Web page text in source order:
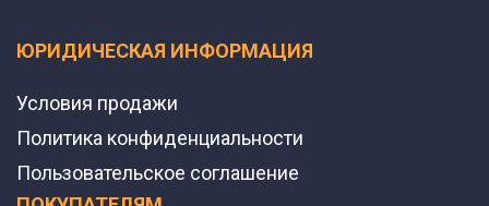
ЮРИДИЧЕСКАЯ ИНФОРМАЦИЯ
Условия продажи
Политика конфиденциальности
Пользовательское соглашение